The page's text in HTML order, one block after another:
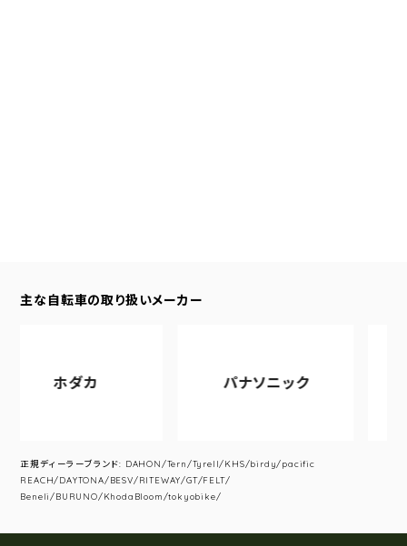
主な自転車の取り扱いメーカー
パナソニック
正規ディーラーブランド: DAHON/Tern/Tyrell/KHS/birdy/pacific
REACH/DAYTONA/BESV/RITEWAY/GT/FELT/
Beneli/BURUNO/KhodaBloom/tokyobike/